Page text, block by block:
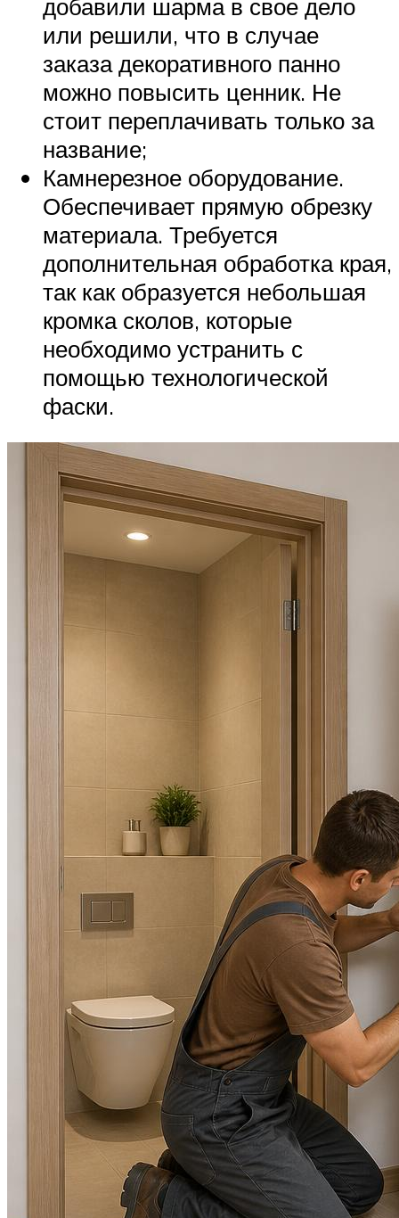
добавили шарма в свое дело
или решили, что в случае
заказа декоративного панно
можно повысить ценник. Не
стоит переплачивать только за
название;
Камнерезное оборудование.
Обеспечивает прямую обрезку
материала. Требуется
дополнительная обработка края,
так как образуется небольшая
кромка сколов, которые
необходимо устранить с
помощью технологической
фаски.